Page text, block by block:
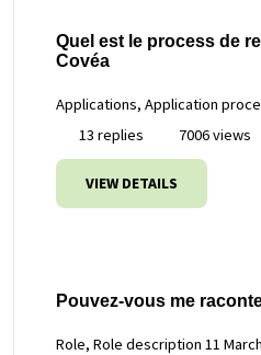
Quel est le process de
Covéa
Applications, Application
13 replies
7006 views
VIEW DETAILS
Pouvez-vous me
Role, Role description 11